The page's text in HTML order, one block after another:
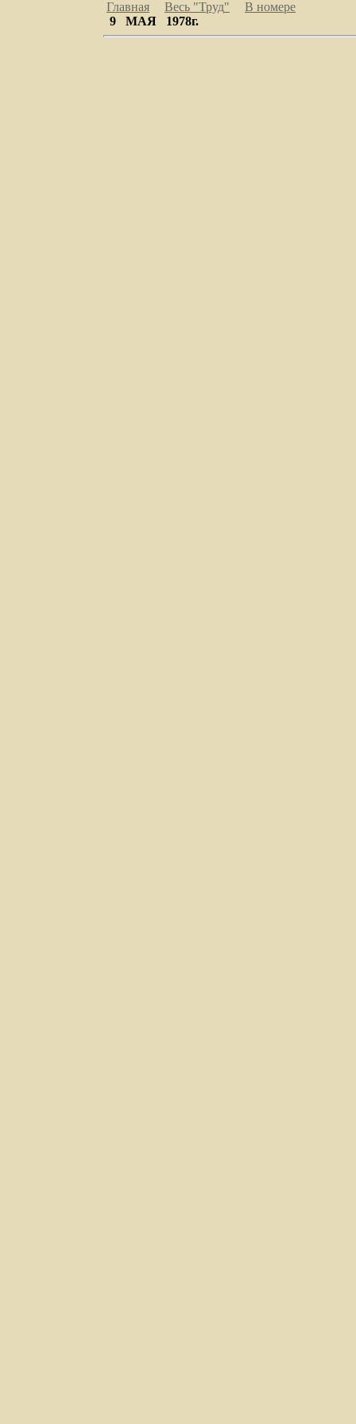
Главная Весь "Труд"
В номере
9 МАЯ 1978г.